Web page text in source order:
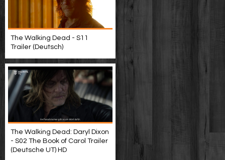
The Walking Dead - S11
Trailer (Deutsch)
The Walking Dead: Daryl Dixon
- S02 The Book of Carol Trailer
(Deutsche UT) HD